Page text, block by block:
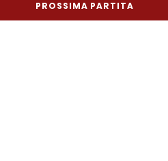
PROSSIMA PARTITA